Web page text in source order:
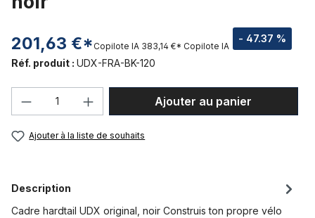
201,63 €* - 47.37 %
Copilote IA 383,14 €* Copilote IA
Réf. produit : UDX-FRA-BK-120
Quantité de produit : Entrez la
Ajouter au panier
Ajouter à la liste de souhaits
Description
Cadre hardtail UDX original, noir Construis ton propre vélo